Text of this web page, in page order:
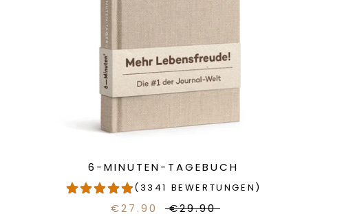
6-MINUTEN-TAGEBUCH
(3341 BEWERTUNGEN)
€27.90 €29.90